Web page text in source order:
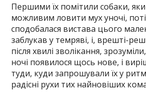
Першими їх помітили собаки,
можливим ловити мух уночі,
сподобалася вистава цього
заблукав у темряві, і, врешті-
після хвилі зволікання,
ночі появилося щось нове, і
туди, куди запрошували їх у
радісні рухи тих найновіших